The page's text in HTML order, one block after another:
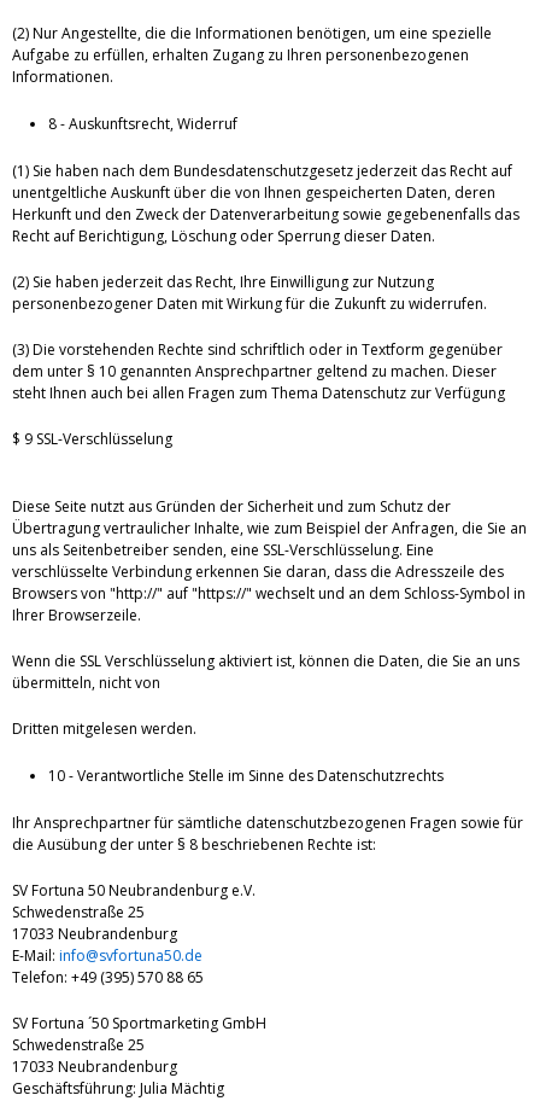
(2) Nur Angestellte, die die Informationen benötigen, um eine spezielle
Aufgabe zu erfüllen, erhalten Zugang zu Ihren personenbezogenen
Informationen.
8 - Auskunftsrecht, Widerruf
(1) Sie haben nach dem Bundesdatenschutzgesetz jederzeit das Recht auf
unentgeltliche Auskunft über die von Ihnen gespeicherten Daten, deren
Herkunft und den Zweck der Datenverarbeitung sowie gegebenenfalls das
Recht auf Berichtigung, Löschung oder Sperrung dieser Daten.
(2) Sie haben jederzeit das Recht, Ihre Einwilligung zur Nutzung
personenbezogener Daten mit Wirkung für die Zukunft zu widerrufen.
(3) Die vorstehenden Rechte sind schriftlich oder in Textform gegenüber
dem unter § 10 genannten Ansprechpartner geltend zu machen. Dieser
steht Ihnen auch bei allen Fragen zum Thema Datenschutz zur Verfügung
$ 9 SSL-Verschlüsselung
Diese Seite nutzt aus Gründen der Sicherheit und zum Schutz der
Übertragung vertraulicher Inhalte, wie zum Beispiel der Anfragen, die Sie an
uns als Seitenbetreiber senden, eine SSL-Verschlüsselung. Eine
verschlüsselte Verbindung erkennen Sie daran, dass die Adresszeile des
Browsers von "http://" auf "https://" wechselt und an dem Schloss-Symbol in
Ihrer Browserzeile.
Wenn die SSL Verschlüsselung aktiviert ist, können die Daten, die Sie an uns
übermitteln, nicht von
Dritten mitgelesen werden.
10 - Verantwortliche Stelle im Sinne des Datenschutzrechts
Ihr Ansprechpartner für sämtliche datenschutzbezogenen Fragen sowie für
die Ausübung der unter § 8 beschriebenen Rechte ist:
SV Fortuna 50 Neubrandenburg e.V.
Schwedenstraße 25
17033 Neubrandenburg
E-Mail: info@svfortuna50.de
Telefon: +49 (395) 570 88 65
SV Fortuna ´50 Sportmarketing GmbH
Schwedenstraße 25
17033 Neubrandenburg
Geschäftsführung: Julia Mächtig